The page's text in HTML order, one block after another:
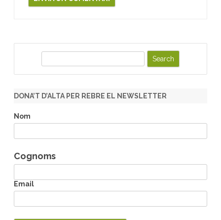
r
h
DONA’T D’ALTA PER REBRE EL NEWSLETTER
Nom
Cognoms
Email